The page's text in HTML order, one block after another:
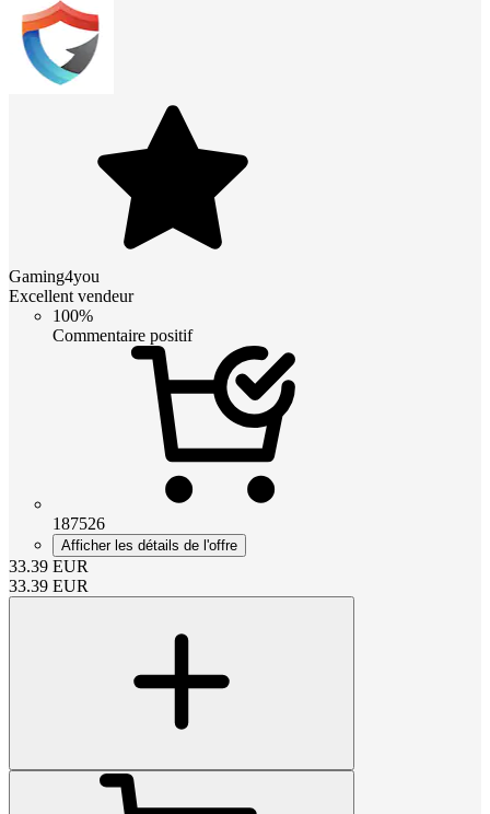
Gaming4you
Excellent vendeur
100%
Commentaire positif
187526
Afficher les détails de l'offre
33.39 EUR
33.39 EUR